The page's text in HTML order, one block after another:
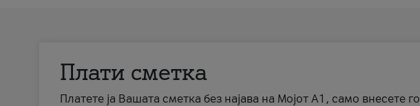
Плати сметка
Платете ја Вашата сметка без најава на Мојот А1, само внесете го